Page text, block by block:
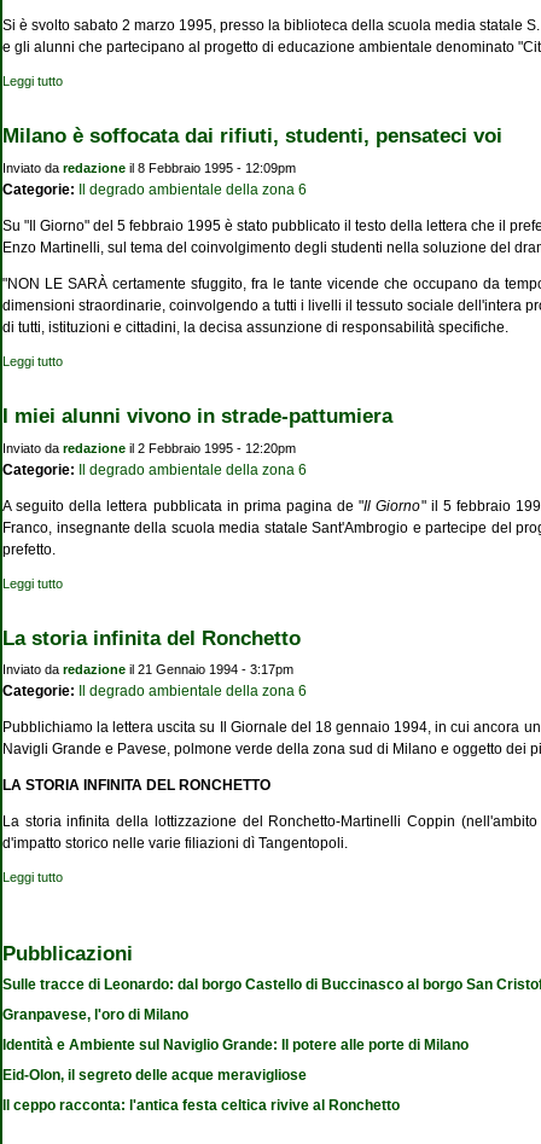
Si è svolto sabato 2 marzo 1995, presso la biblioteca della scuola media statale
e gli alunni che partecipano al progetto di educazione ambientale denominato
Leggi tutto
Milano è soffocata dai rifiuti, studenti, pensateci voi
Inviato da redazione il 8 Febbraio 1995 - 12:09pm
Categorie: Il degrado ambientale della zona 6
Su "Il Giorno" del 5 febbraio 1995 è stato pubblicato il testo della lettera che il
Enzo Martinelli, sul tema del coinvolgimento degli studenti nella soluzione del
"NON LE SARÀ certamente sfuggito, fra le tante vicende che occupano da
dimensioni straordinarie, coinvolgendo a tutti i livelli il tessuto sociale dell'intera
di tutti, istituzioni e cittadini, la decisa assunzione di responsabilità specifiche.
Leggi tutto
I miei alunni vivono in strade-pattumiera
Inviato da redazione il 2 Febbraio 1995 - 12:20pm
Categorie: Il degrado ambientale della zona 6
A seguito della lettera pubblicata in prima pagina de "Il Giorno" il 5 febbraio
Franco, insegnante della scuola media statale Sant'Ambrogio e partecipe del
prefetto.
Leggi tutto
La storia infinita del Ronchetto
Inviato da redazione il 21 Gennaio 1994 - 3:17pm
Categorie: Il degrado ambientale della zona 6
Pubblichiamo la lettera uscita su Il Giornale del 18 gennaio 1994, in cui ancora
Navigli Grande e Pavese, polmone verde della zona sud di Milano e oggetto dei
LA STORIA INFINITA DEL RONCHETTO
La storia infinita della lottizzazione del Ronchetto-Martinelli Coppin
d'impatto storico nelle varie filiazioni dì Tangentopoli.
Leggi tutto
Pubblicazioni
Sulle tracce di Leonardo: dal borgo Castello di Buccinasco al borgo San
Granpavese, l'oro di Milano
Identità e Ambiente sul Naviglio Grande: Il potere alle porte di Milano
Eid-Olon, il segreto delle acque meravigliose
Il ceppo racconta: l'antica festa celtica rivive al Ronchetto